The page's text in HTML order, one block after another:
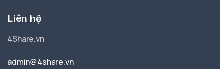
Liên hệ
4Share.vn
admin@4share.vn